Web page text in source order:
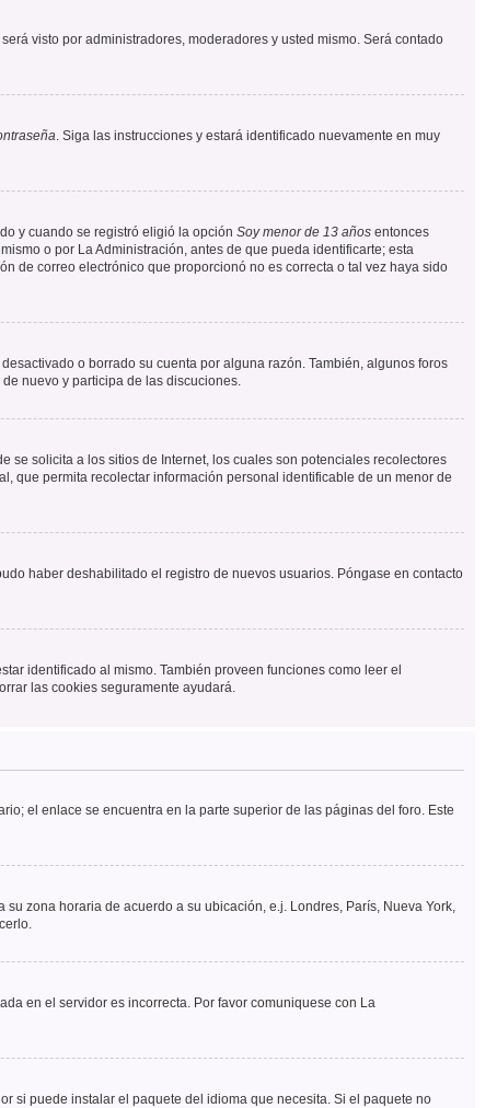
visto por administradores, moderadores y usted mismo. Será contado
. Siga las instrucciones y estará identificado nuevamente en muy
y cuando se registró eligió la opción Soy menor de 13 años entonces
o por La Administración, antes de que pueda identificarte; esta
de correo electrónico que proporcionó no es correcta o tal vez haya sido
o borrado su cuenta por alguna razón. También, algunos foros
nuevo y participa de las discuciones.
se solicita a los sitios de Internet, los cuales son potenciales recolectores
que permita recolectar información personal identificable de un menor de
haber deshabilitado el registro de nuevos usuarios. Póngase en contacto
identificado al mismo. También proveen funciones como leer el
las cookies seguramente ayudará.
el enlace se encuentra en la parte superior de las páginas del foro. Este
zona horaria de acuerdo a su ubicación, e.j. Londres, París, Nueva York,
en el servidor es incorrecta. Por favor comuniquese con La
si puede instalar el paquete del idioma que necesita. Si el paquete no